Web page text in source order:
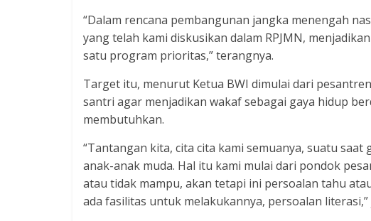
“Dalam rencana pembangunan jangka menengah
yang telah kami diskusikan dalam RPJMN,
satu program prioritas,” terangnya.
Target itu, menurut Ketua BWI dimulai dari
santri agar menjadikan wakaf sebagai gaya hidup
membutuhkan.
“Tantangan kita, cita cita kami semuanya, suatu
anak-anak muda. Hal itu kami mulai dari pondok
atau tidak mampu, akan tetapi ini persoalan tahu
ada fasilitas untuk melakukannya, persoalan literasi,”